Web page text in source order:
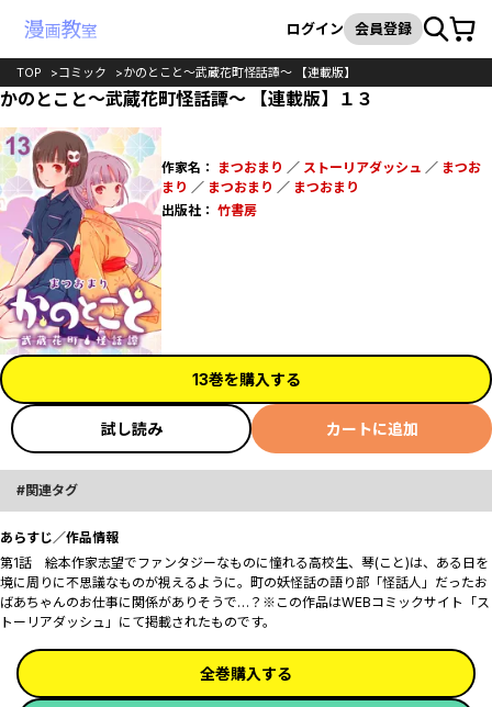
検索
ログイン 会員登録カート
TOP コミック かのとこと～武蔵花町怪話譚～ 【連載版】
かのとこと～武蔵花町怪話譚～ 【連載版】１３
作家名： まつおまり ／ ストーリアダッシュ ／ まつお
まり ／ まつおまり ／ まつおまり
出版社： 竹書房
13巻を購入する
試し読み カートに追加
関連タグ
あらすじ／作品情報
第1話 絵本作家志望でファンタジーなものに憧れる高校生、琴(こと)は、ある日を
境に周りに不思議なものが視えるように。町の妖怪話の語り部「怪話人」だったお
ばあちゃんのお仕事に関係がありそうで…？※この作品はWEBコミックサイト「ス
トーリアダッシュ」にて掲載されたものです。
全巻購入する